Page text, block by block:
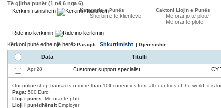
Të gjitha punët (1 në 6 nga 6)
Kërkimi i tanishëm
Kategoria e Punës
Shërbime të klientëve
Caktoni Llojin e Punës
Me orar jo të plotë
Me orar të plotë
Ridefino kërkimin
Kërkoni punë edhe një herë»Paraqiti: Shkurtimisht | Gjerësishtë
Data Titulli
Apr 28 Customer support specialist
Our online shop transacts in more than 100 currencies from all countries of the world, it is
Paga: 500 Euro
Lloji i punës: Me orar të plotë
Lloji i punëdhënsitEmployer